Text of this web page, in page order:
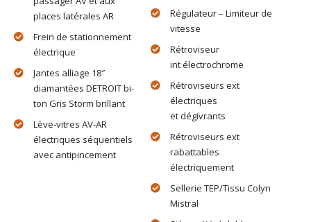
places latérales AR
Frein de stationnement
électrique
Jantes alliage 18″
diamantées DETROIT bi-
ton Gris Storm brillant
Lève-vitres AV-AR
électriques séquentiels
avec antipincement
Régulateur – Limiteur de
vitesse
Rétroviseur
int électrochrome
Rétroviseurs ext
électriques
et dégivrants
Rétroviseurs ext
rabattables
électriquement
Sellerie TEP/Tissu Colyn
Mistral